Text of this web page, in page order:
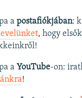
a postafiókjában:
, hogy
a YouTube-on:
!